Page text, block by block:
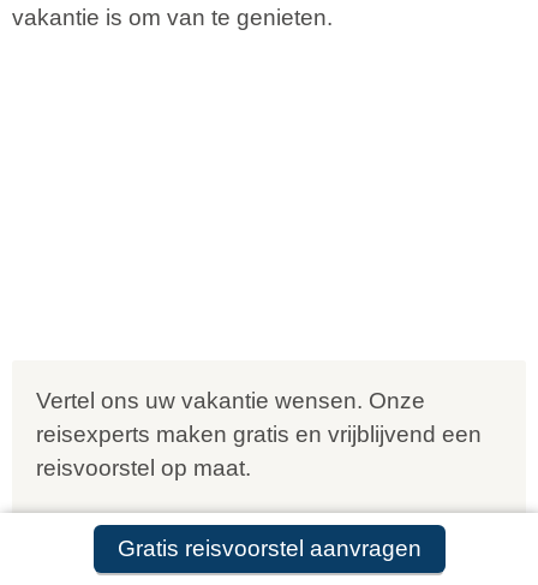
Gratis reisvoorstel aanvragen
vakantie is om van te genieten.
Vertel ons uw vakantie wensen. Onze
reisexperts maken gratis en vrijblijvend een
reisvoorstel op maat.
ANVR, SGR, Calamiteitenfonds
9,8 in 569 klantenreviews